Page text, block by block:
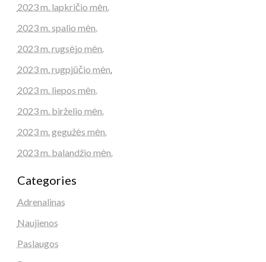
2023 m. lapkričio mėn.
2023 m. spalio mėn.
2023 m. rugsėjo mėn.
2023 m. rugpjūčio mėn.
2023 m. liepos mėn.
2023 m. birželio mėn.
2023 m. gegužės mėn.
2023 m. balandžio mėn.
Categories
Adrenalinas
Naujienos
Paslaugos